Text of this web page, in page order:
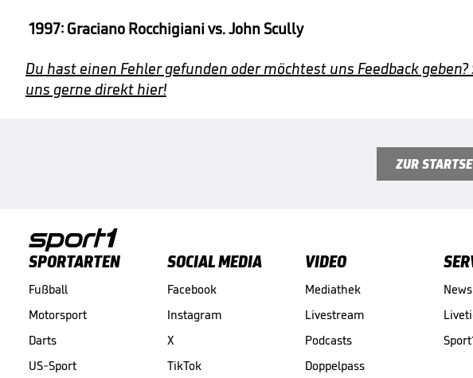
1997: Graciano Rocchigiani vs. John Scully
Du hast einen Fehler gefunden oder möchtest uns Feedback geben?
uns gerne direkt hier!
ZUR
SPORTARTEN
Fußball
Motorsport
Darts
US-Sport
SOCIAL MEDIA
Facebook
Instagram
X
TikTok
VIDEO
Mediathek
Livestream
Podcasts
Doppelpass